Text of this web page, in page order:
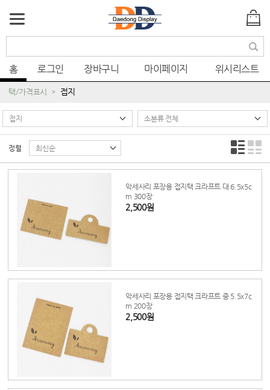
색
홈 로그인 장바구니 마이페이지 위시리스트
택/가격표시 접지
정렬
악세사리 포장용 접지택 크라프트 대 6.5x5c
m 300장
2,500원
악세사리 포장용 접지택 크라프트 중 5.5x7c
m 200장
2,500원